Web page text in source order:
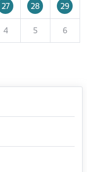
27 28 29
4 5 6